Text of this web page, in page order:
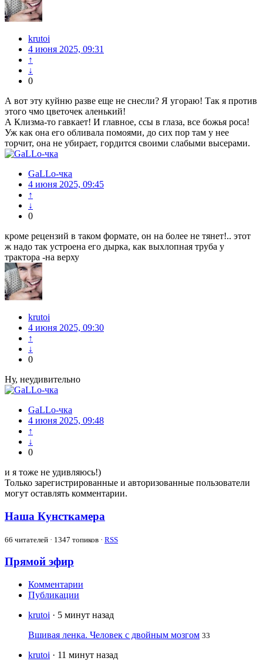
krutoi
4 июня 2025, 09:31
↑
↓
0
А вот эту куйню разве еще не снесли? Я угораю! Так я против
этого чмо цветочек аленький!
А Клизма-то гавкает! И главное, ссы в глаза, все божья роса!
Уж как она его обливала помоями, до сих пор там у нее
торчит, она не убирает, гордится своими слабыми высерами.
GaLLo-чка
4 июня 2025, 09:45
↑
↓
0
кроме рецензий в таком формате, он на более не тянет!.. этот
ж надо так устроена его дырка, как выхлопная труба у
трактора -на верху
krutoi
4 июня 2025, 09:30
↑
↓
0
Ну, неудивительно
GaLLo-чка
4 июня 2025, 09:48
↑
↓
0
и я тоже не удивляюсь!)
Только зарегистрированные и авторизованные пользователи
могут оставлять комментарии.
Наша Кунсткамера
66 читателей · 1347 топиков · RSS
Прямой эфир
Комментарии
Публикации
krutoi · 5 минут назад
Вшивая ленка. Человек с двойным мозгом 33
krutoi · 11 минут назад